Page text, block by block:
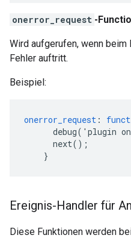
onerror_request -
Wird aufgerufen, wenn
Fehler auftritt.
Beispiel:
onerror_request :
debug('plugin
next() ;
}
Ereignis-Handler für
Diese Funktionen werden